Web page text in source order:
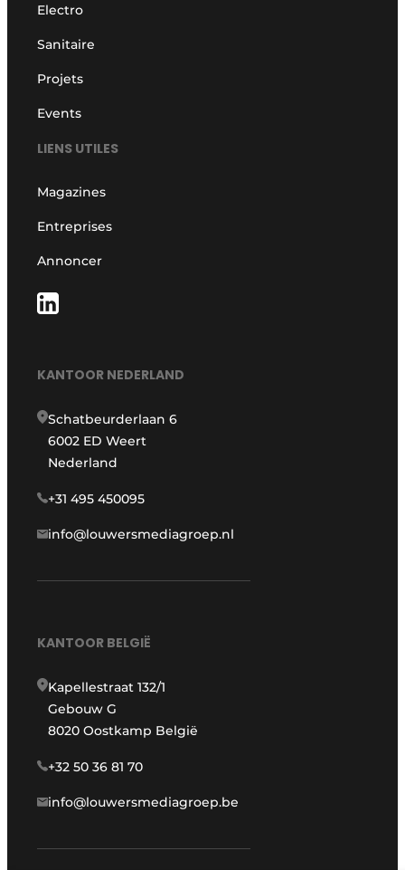
Electro
Sanitaire
Projets
Events
LIENS UTILES
Magazines
Entreprises
Annoncer
KANTOOR NEDERLAND
Schatbeurderlaan 6
6002 ED Weert
Nederland
+31 495 450095
info@louwersmediagroep.nl
KANTOOR BELGIË
Kapellestraat 132/1
Gebouw G
8020 Oostkamp België
+32 50 36 81 70
info@louwersmediagroep.be